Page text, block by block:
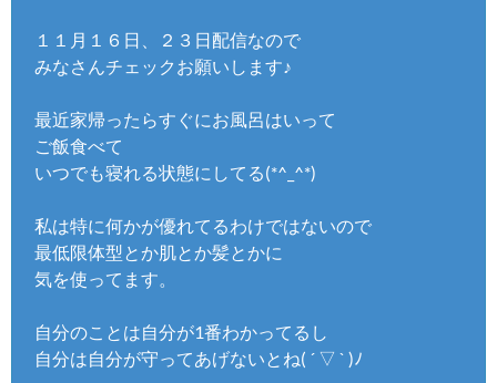
１１月１６日、２３日配信なので
みなさんチェックお願いします♪
最近家帰ったらすぐにお風呂はいって
ご飯食べて
いつでも寝れる状態にしてる(*^_^*)
私は特に何かが優れてるわけではないので
最低限体型とか肌とか髪とかに
気を使ってます。
自分のことは自分が1番わかってるし
自分は自分が守ってあげないとね( ´ ▽ ` )ﾉ